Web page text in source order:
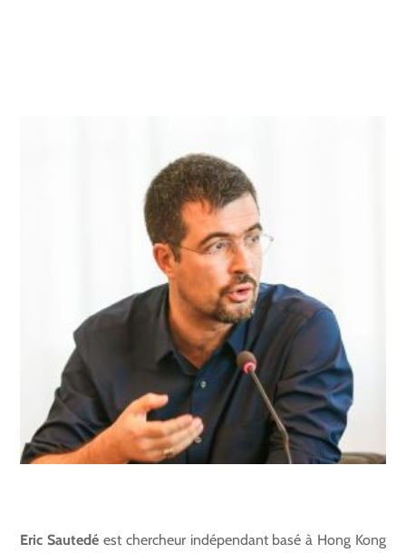
Eric Sautedé est chercheur indépendant basé à Hong Kong